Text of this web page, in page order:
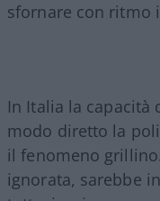
sfornare con ritmo
In Italia la capacità
modo diretto la
il fenomeno
ignorata, sarebbe